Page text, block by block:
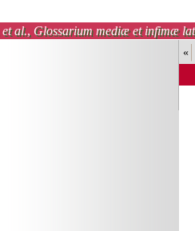
et al., Glossarium mediæ et infimæ
«